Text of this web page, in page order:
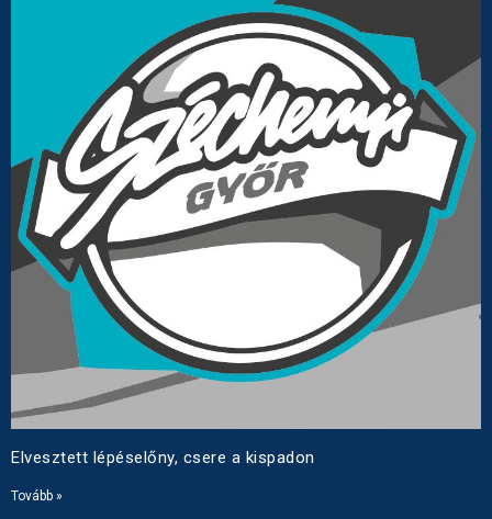
Elvesztett lépéselőny, csere a kispadon
Tovább »